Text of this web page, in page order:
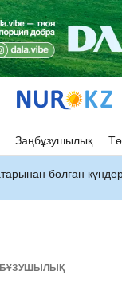
Заңбұзушылық
болған